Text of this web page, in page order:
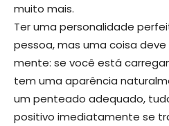
muito mais.
Ter uma personalidade
pessoa, mas uma coisa
mente: se você está
tem uma aparência
um penteado adequado,
positivo imediatamente se